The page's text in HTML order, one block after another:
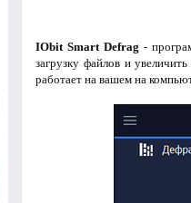
IObit Smart Defrag -
загрузку файлов и
работает на вашем на